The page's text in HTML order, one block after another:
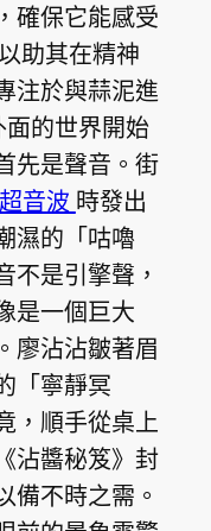
確保它能感受
助其在精神
注於與蒜泥進
面的世界開始
先是聲音。街
音波 時發出
濕的「咕嚕
是引擎聲，
是一個巨大
廖沾沾皺著眉
「寧靜冥
，順手從桌上
沾醬秘笈》封
備不時之需。